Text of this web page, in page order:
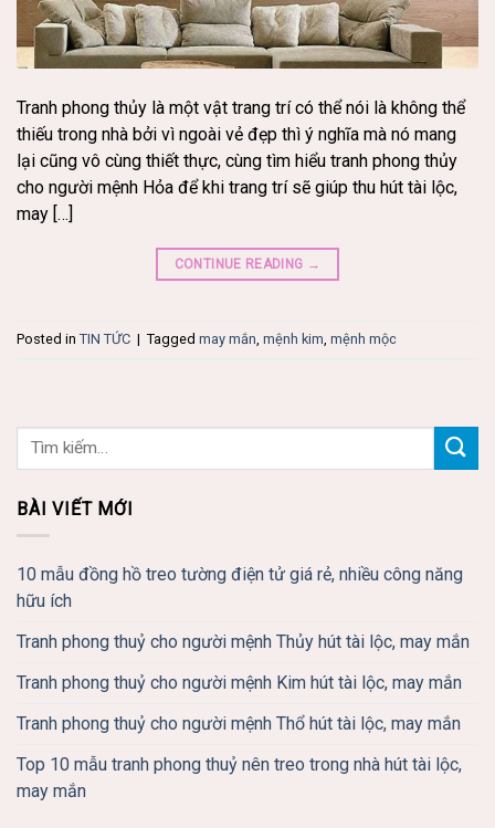
Tranh phong thủy là một vật trang trí có thể nói là không thể
thiếu trong nhà bởi vì ngoài vẻ đẹp thì ý nghĩa mà nó mang
lại cũng vô cùng thiết thực, cùng tìm hiểu tranh phong thủy
cho người mệnh Hỏa để khi trang trí sẽ giúp thu hút tài lộc,
may […]
CONTINUE READING →
Posted in TIN TỨC | Tagged may mắn mệnh kim mệnh mộc
BÀI VIẾT MỚI
10 mẫu đồng hồ treo tường điện tử giá rẻ, nhiều công năng
hữu ích
Tranh phong thuỷ cho người mệnh Thủy hút tài lộc, may mắn
Tranh phong thuỷ cho người mệnh Kim hút tài lộc, may mắn
Tranh phong thuỷ cho người mệnh Thổ hút tài lộc, may mắn
Top 10 mẫu tranh phong thuỷ nên treo trong nhà hút tài lộc,
may mắn